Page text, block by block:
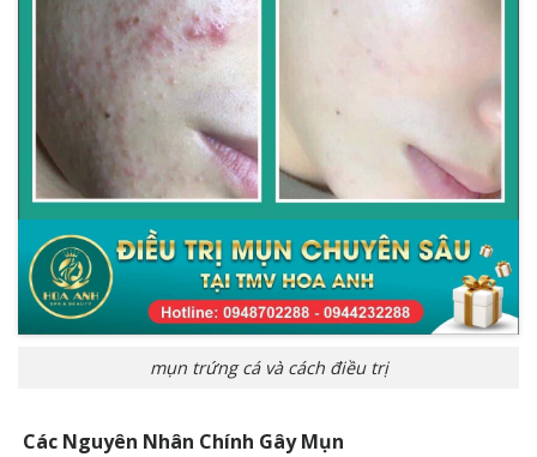
mụn trứng cá và cách điều trị
Các Nguyên Nhân Chính Gây Mụn